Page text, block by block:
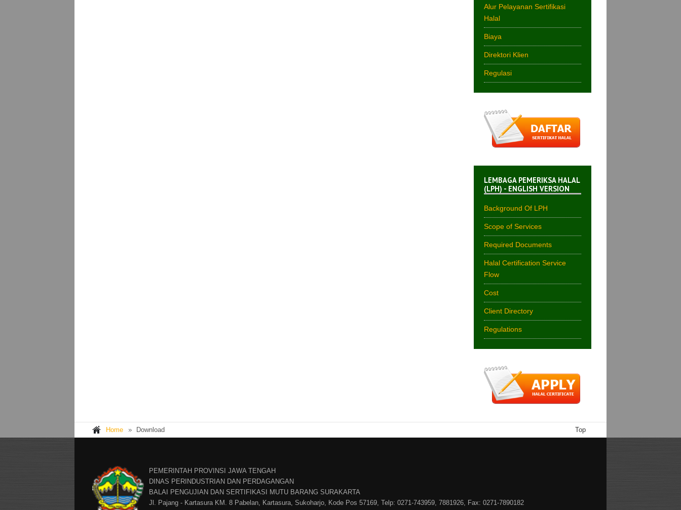
Alur Pelayanan Sertifikasi
Halal
Biaya
Direktori Klien
Regulasi
LEMBAGA PEMERIKSA HALAL
(LPH) - ENGLISH VERSION
Background Of LPH
Scope of Services
Required Documents
Halal Certification Service
Flow
Cost
Client Directory
Regulations
Home Download Top
PEMERINTAH PROVINSI JAWA TENGAH
DINAS PERINDUSTRIAN DAN PERDAGANGAN
BALAI PENGUJIAN DAN SERTIFIKASI MUTU BARANG SURAKARTA
Jl. Pajang - Kartasura KM. 8 Pabelan, Kartasura, Sukoharjo, Kode Pos 57169, Telp: 0271-743959, 7881926, Fax: 0271-7890182